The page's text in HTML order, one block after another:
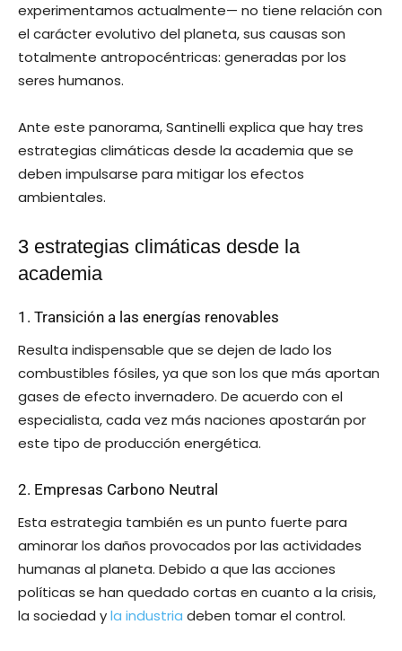
experimentamos actualmente— no tiene relación con
el carácter evolutivo del planeta, sus causas son
totalmente antropocéntricas: generadas por los
seres humanos.
Ante este panorama, Santinelli explica que hay tres
estrategias climáticas desde la academia que se
deben impulsarse para mitigar los efectos
ambientales.
3 estrategias climáticas desde la
academia
1. Transición a las energías renovables
Resulta indispensable que se dejen de lado los
combustibles fósiles, ya que son los que más aportan
gases de efecto invernadero. De acuerdo con el
especialista, cada vez más naciones apostarán por
este tipo de producción energética.
2. Empresas Carbono Neutral
Esta estrategia también es un punto fuerte para
aminorar los daños provocados por las actividades
humanas al planeta. Debido a que las acciones
políticas se han quedado cortas en cuanto a la crisis,
la sociedad yla industria deben tomar el control.